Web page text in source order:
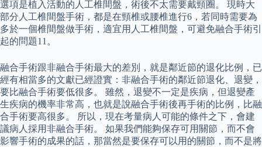
選項是植入活動的人工椎間盤，術後不太需要戴頸圈。 現時大
部分人工椎間盤手術，都是在頸椎或腰椎進行6，若同時需要為
多於一個椎間盤做手術，適宜用人工椎間盤，可避免融合手術引
起的問題11。
融合手術跟非融合手術最大的差別，就是鄰近節的退化比例，已
經有相當多的文獻已經證實：非融合手術的鄰近節退化、退變，
要比融合手術要低很多。 雖然，退變不一定是疾病，但退變產
生疾病的機率非常高，也就是說融合手術後再手術的比例，比融
合手術要高很多。 所以，現在考量病人可能的條件之下，會建
議病人採用非融合手術。 如果我們能夠保存可用關節，而不會
影響手術的成果的話，那當然是要保存可以用的關節，而不是將